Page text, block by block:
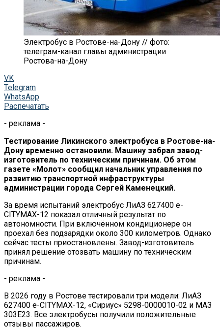
Электробус в Ростове-на-Дону // фото:
телеграм-канал главы администрации
Ростова-на-Дону
VK
Telegram
WhatsApp
Распечатать
- реклама -
Тестирование Ликинского электробуса в Ростове-на-
Дону временно остановили. Машину забрал завод-
изготовитель по техническим причинам. Об этом
газете «Молот» сообщил начальник управления по
развитию транспортной инфраструктуры
администрации города Сергей Каменецкий.
За время испытаний электробус ЛиАЗ 627400 e-
CITYMAX-12 показал отличный результат по
автономности. При включённом кондиционере он
проехал без подзарядки около 300 километров. Однако
сейчас тесты приостановлены. Завод-изготовитель
принял решение отозвать машину по техническим
причинам.
- реклама -
В 2026 году в Ростове тестировали три модели: ЛиАЗ
627400 e-CITYMAX-12, «Сириус» 5298-0000010-02 и МАЗ
303Е23. Все электробусы получили положительные
отзывы пассажиров.